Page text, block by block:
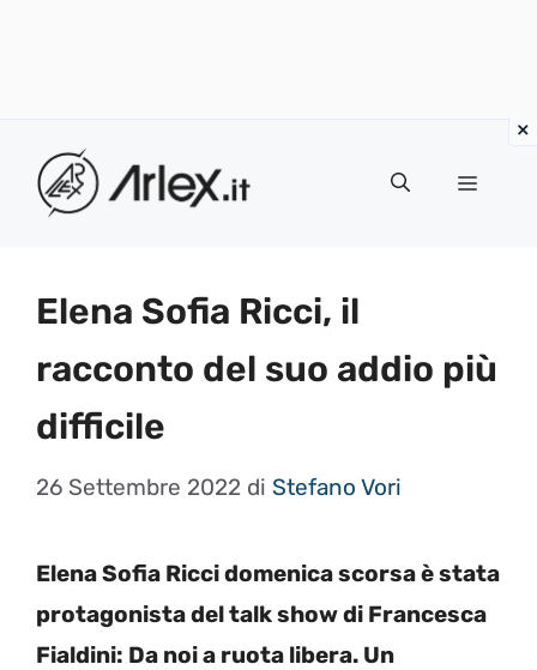
contenuto
Menu
Elena Sofia Ricci, il
racconto del suo addio più
difficile
26 Settembre 2022 di Stefano Vori
Elena Sofia Ricci domenica scorsa è stata
protagonista del talk show di Francesca
Fialdini: Da noi a ruota libera. Un